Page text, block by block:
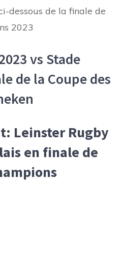
dessous de la finale de
2023
vs Stade
de la Coupe des
Leinster Rugby
en finale de